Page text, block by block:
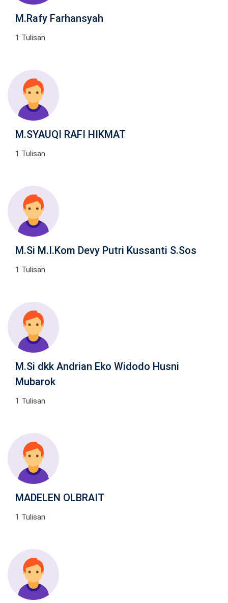
M.Rafy Farhansyah
1 Tulisan
M.SYAUQI RAFI HIKMAT
1 Tulisan
M.Si M.I.Kom Devy Putri Kussanti S.Sos
1 Tulisan
M.Si dkk Andrian Eko Widodo Husni
Mubarok
1 Tulisan
MADELEN OLBRAIT
1 Tulisan